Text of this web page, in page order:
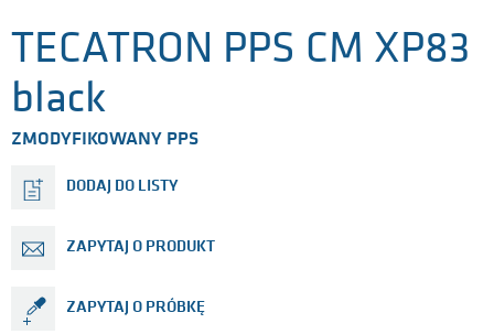
TECATRON PPS CM XP83
black
ZMODYFIKOWANY PPS
DODAJ DO LISTY
ZAPYTAJ O PRODUKT
ZAPYTAJ O PRÓBKĘ